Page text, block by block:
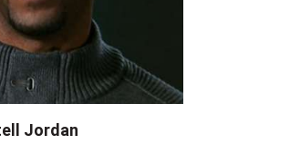
Jordan